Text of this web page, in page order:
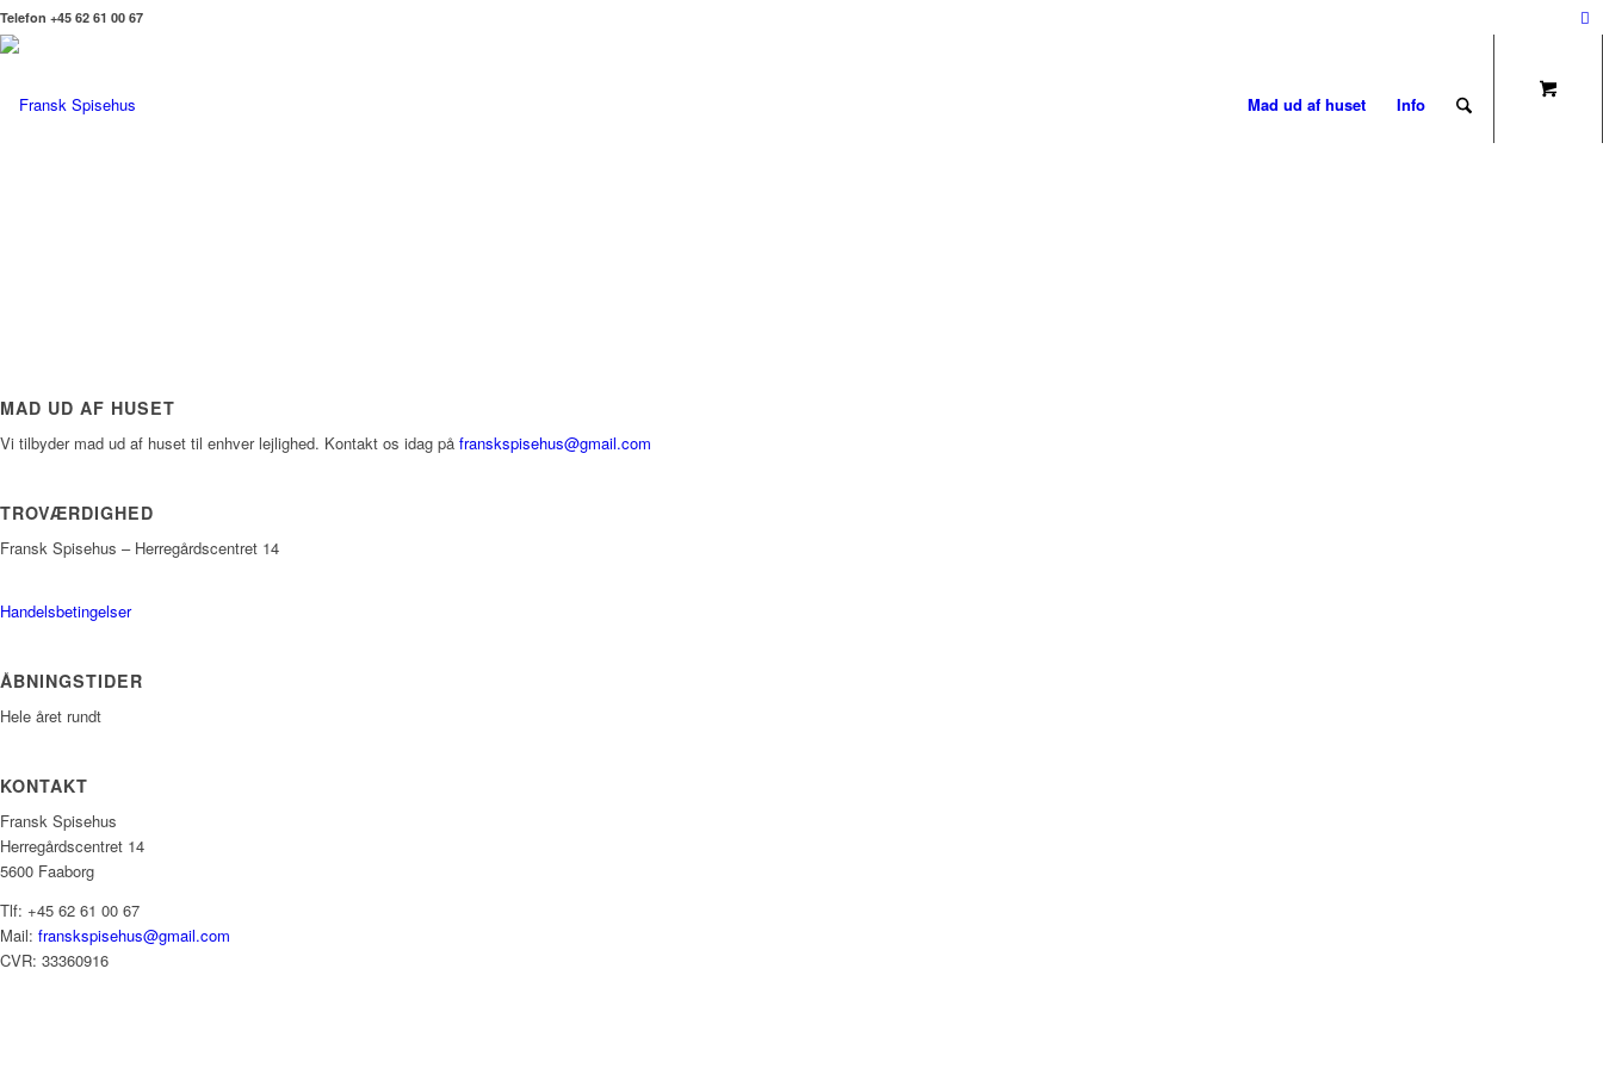
Telefon +45 62 61 00 67
Mad ud af huset Info
MAD UD AF HUSET
Vi tilbyder mad ud af huset til enhver lejlighed. Kontakt os idag på franskspisehus@gmail.com
TROVÆRDIGHED
Fransk Spisehus – Herregårdscentret 14
Handelsbetingelser
ÅBNINGSTIDER
Hele året rundt
KONTAKT
Fransk Spisehus
Herregårdscentret 14
5600 Faaborg
Tlf: +45 62 61 00 67
Mail: franskspisehus@gmail.com
CVR: 33360916